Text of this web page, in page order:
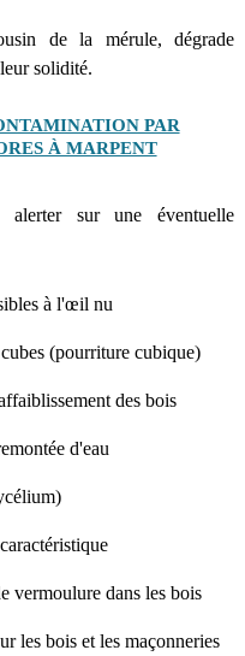
de la mérule, dégrade
solidité.
PAR
À MARPENT
alerter sur une éventuelle
à l'œil nu
(pourriture cubique)
des bois
d'eau
vermoulure dans les bois
les bois et les maçonneries